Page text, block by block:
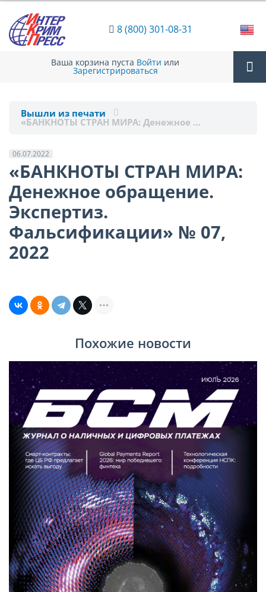
8 (800) 301-08-31
Ваша корзина пуста Войти или
Зарегистрироваться
Вышли из печати
«БАНКНОТЫ СТРАН МИРА: Денежное …
06.07.2022
«БАНКНОТЫ СТРАН МИРА:
Денежное обращение.
Экспертиз.
Фальсификации» № 07,
2022
Похожие новости